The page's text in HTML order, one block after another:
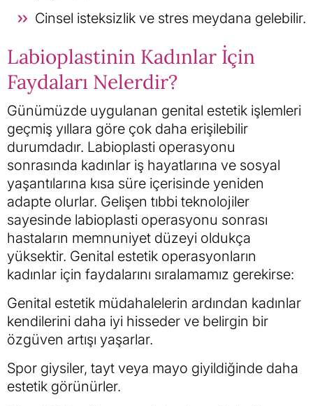
Cinsel isteksizlik ve stres meydana gelebilir.
Labioplastinin Kadınlar İçin
Faydaları Nelerdir?
Günümüzde uygulanan genital estetik işlemleri
geçmiş yıllara göre çok daha erişilebilir
durumdadır. Labioplasti operasyonu
sonrasında kadınlar iş hayatlarına ve sosyal
yaşantılarına kısa süre içerisinde yeniden
adapte olurlar. Gelişen tıbbi teknolojiler
sayesinde labioplasti operasyonu sonrası
hastaların memnuniyet düzeyi oldukça
yüksektir. Genital estetik operasyonların
kadınlar için faydalarını sıralamamız gerekirse:
Genital estetik müdahalelerin ardından kadınlar
kendilerini daha iyi hisseder ve belirgin bir
özgüven artışı yaşarlar.
Spor giysiler, tayt veya mayo giyildiğinde daha
estetik görünürler.